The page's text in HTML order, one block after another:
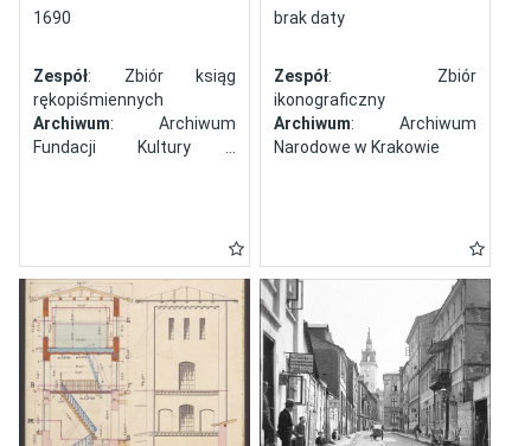
1690
Zespół: Zbiór ksiąg
rękopiśmiennych
Archiwum: Archiwum
Fundacji Kultury i
brak daty
Zespół: Zbiór
ikonograficzny
Archiwum: Archiwum
Narodowe w Krakowie